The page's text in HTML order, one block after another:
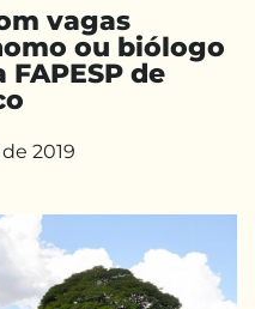
2019
vagas
ou biólogo
de